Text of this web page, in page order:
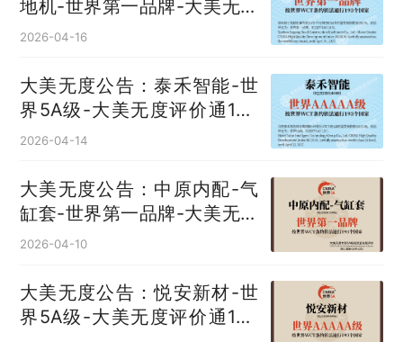
地机‌-世界第一品牌-大美无度
评价通193国
2026-04-16
大美无度公告：泰禾智能-世
界5A级-大美无度评价通193
国
2026-04-14
大美无度公告：中原内配-气
缸套‌-世界第一品牌-大美无度
评价通193国
2026-04-10
大美无度公告：悦安新材-世
界5A级-大美无度评价通193